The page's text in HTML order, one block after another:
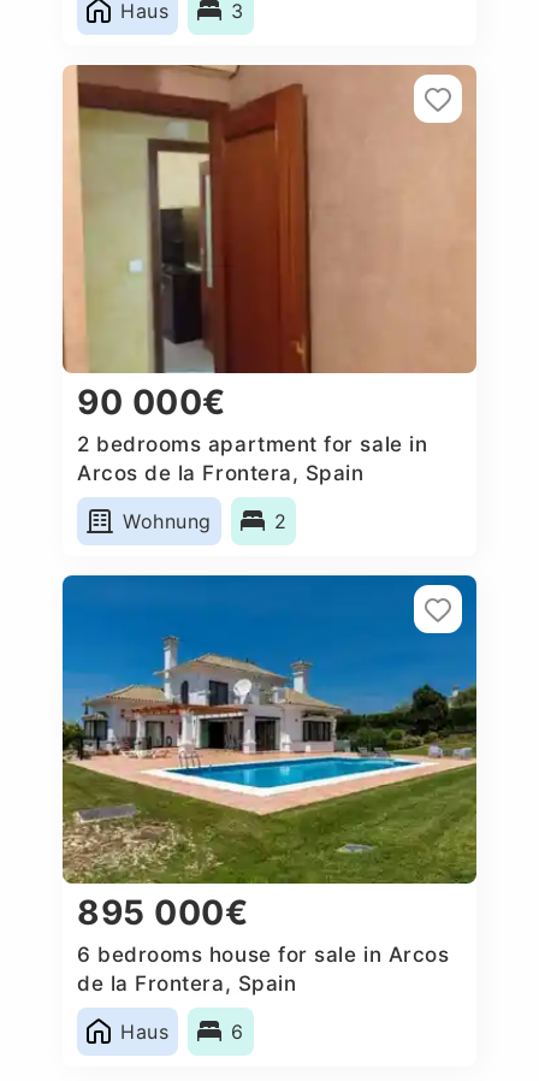
Haus 3
90 000€
2 bedrooms apartment for sale in
Arcos de la Frontera, Spain
Wohnung
2
895 000€
6 bedrooms house for sale in Arcos
de la Frontera, Spain
Haus
6